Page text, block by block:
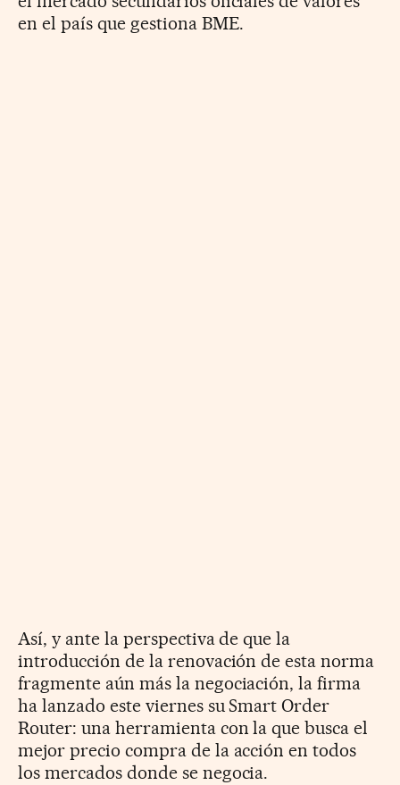
en el país que gestiona BME.
Así, y ante la perspectiva de que la
introducción de la renovación de esta norma
fragmente aún más la negociación, la firma
ha lanzado este viernes su Smart Order
Router: una herramienta con la que busca el
mejor precio compra de la acción en todos
los mercados donde se negocia.